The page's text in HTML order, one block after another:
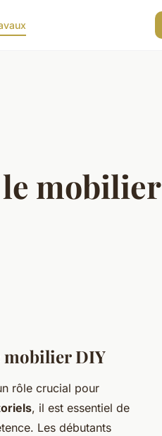
le mobilier
mobilier DIY
rôle crucial pour
, il est essentiel de
Les débutants